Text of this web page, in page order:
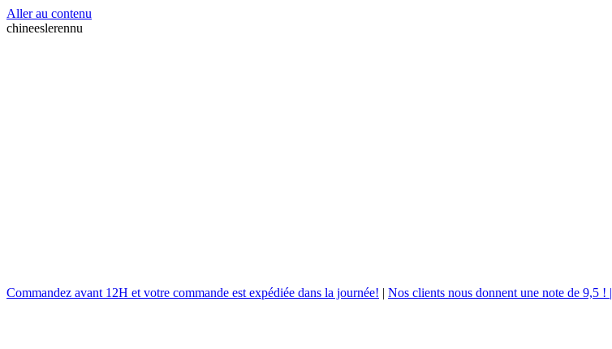
Aller au contenu
chineeslerennu
Commandez avant 12H et votre commande est expédiée dans la journée! | Nos clients nous donnent une note de 9,5 ! |